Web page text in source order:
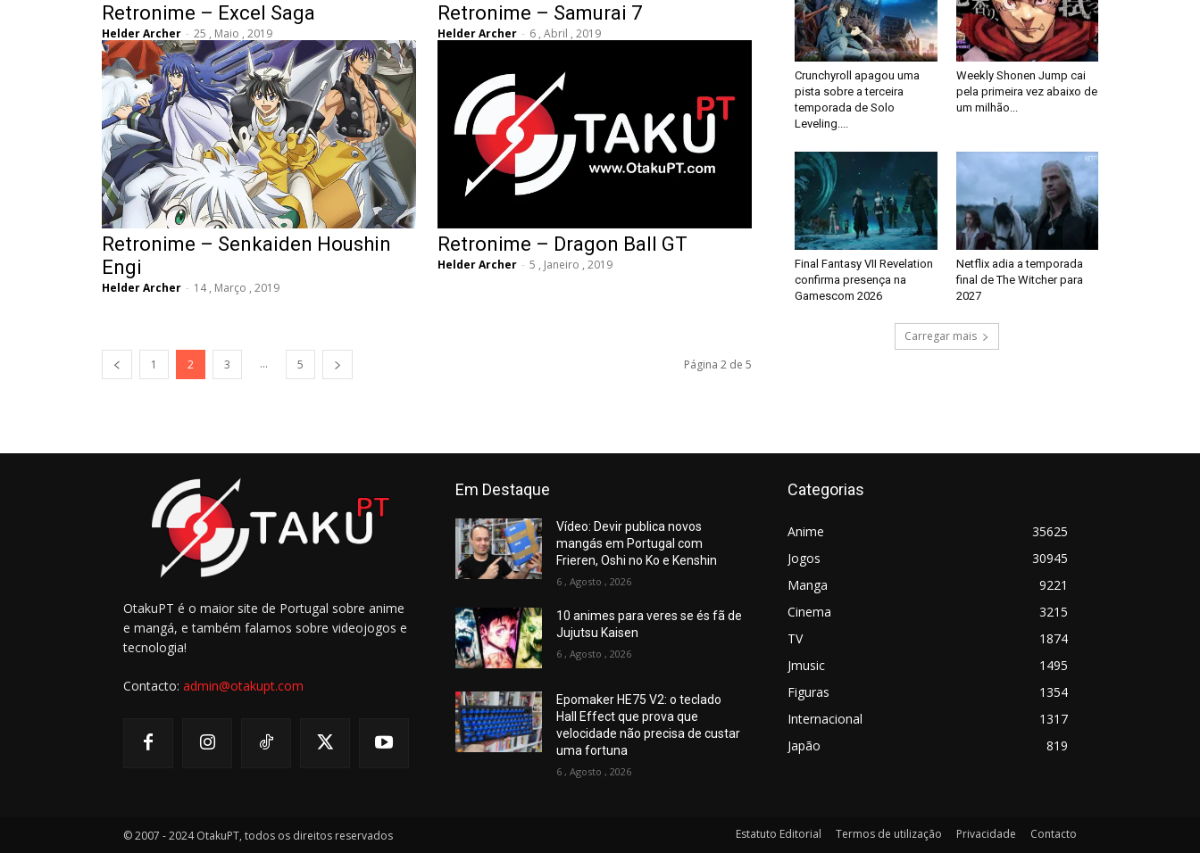
Retronime – Excel Saga
Helder Archer - 25 , Maio , 2019
Retronime – Samurai 7
Helder Archer - 6 , Abril , 2019
Retronime – Senkaiden Houshin
Engi
Helder Archer - 14 , Março , 2019
Retronime – Dragon Ball GT
Helder Archer - 5 , Janeiro , 2019
1 2 3 ... 5 Página 2 de 5
Crunchyroll apagou uma
pista sobre a terceira
temporada de Solo
Leveling....
Weekly Shonen Jump cai
pela primeira vez abaixo de
um milhão...
Final Fantasy VII Revelation
confirma presença na
Gamescom 2026
Netflix adia a temporada
final de The Witcher para
2027
Carregar mais
OtakuPT é o maior site de Portugal sobre anime
e mangá, e também falamos sobre videojogos e
tecnologia!
Contacto: admin@otakupt.com
Em Destaque
Vídeo: Devir publica novos
mangás em Portugal com
Frieren, Oshi no Ko e Kenshin
6 , Agosto , 2026
10 animes para veres se és fã de
Jujutsu Kaisen
6 , Agosto , 2026
Epomaker HE75 V2: o teclado
Hall Effect que prova que
velocidade não precisa de custar
uma fortuna
6 , Agosto , 2026
Categorias
Anime
35625
Jogos
30945
Manga
9221
Cinema
3215
TV
1874
Jmusic
1495
Figuras
1354
Internacional
1317
Japão
819
© 2007 - 2024 OtakuPT, todos os direitos reservados Estatuto Editorial Termos de utilização Privacidade Contacto